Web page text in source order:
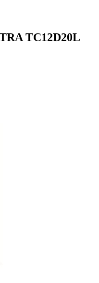
TC12D20L